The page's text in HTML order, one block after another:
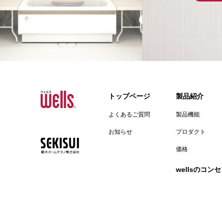
トップページ
よくあるご質問
お知らせ
製品紹介
製品機能
プロダクト
価格
wellsのコン